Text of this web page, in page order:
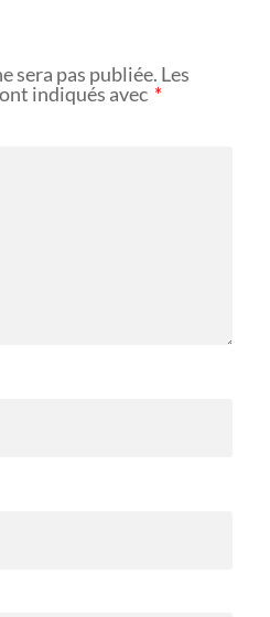
sera pas publiée. Les
indiqués avec *